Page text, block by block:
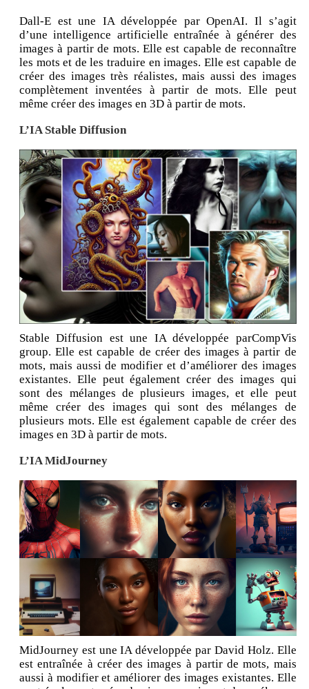
Dall-E est une IA développée par OpenAI. Il s’agit
d’une intelligence artificielle entraînée à générer des
images à partir de mots. Elle est capable de reconnaître
les mots et de les traduire en images. Elle est capable de
créer des images très réalistes, mais aussi des images
complètement inventées à partir de mots. Elle peut
même créer des images en 3D à partir de mots.
L’IA Stable Diffusion
Stable Diffusion est une IA développée parCompVis
group. Elle est capable de créer des images à partir de
mots, mais aussi de modifier et d’améliorer des images
existantes. Elle peut également créer des images qui
sont des mélanges de plusieurs images, et elle peut
même créer des images qui sont des mélanges de
plusieurs mots. Elle est également capable de créer des
images en 3D à partir de mots.
L’IA MidJourney
MidJourney est une IA développée par David Holz. Elle
est entraînée à créer des images à partir de mots, mais
aussi à modifier et améliorer des images existantes. Elle